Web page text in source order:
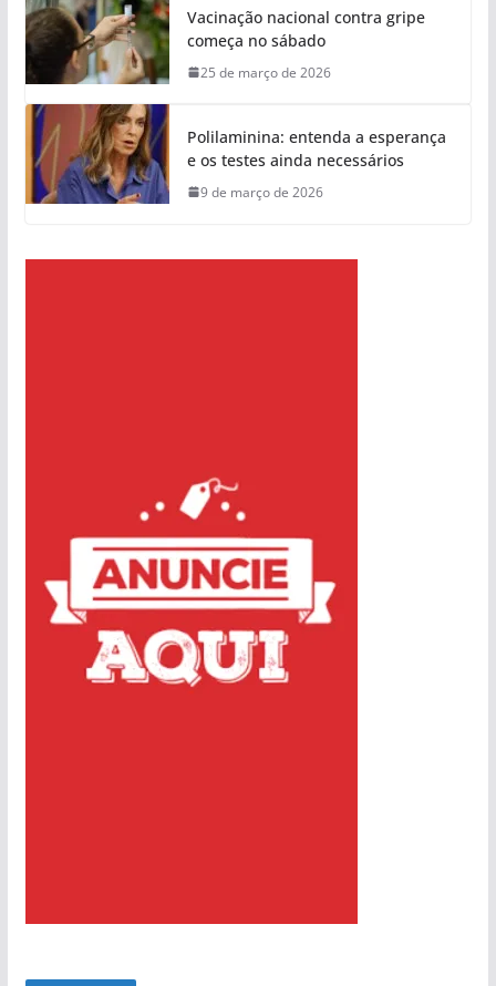
Vacinação nacional contra gripe
começa no sábado
25 de março de 2026
Polilaminina: entenda a esperança
e os testes ainda necessários
9 de março de 2026